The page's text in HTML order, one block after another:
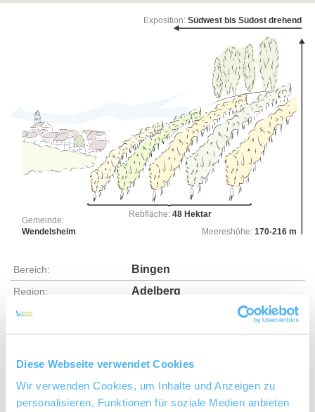
Diese Webseite verwendet Cookies
Wir verwenden Cookies, um Inhalte und Anzeigen zu
personalisieren, Funktionen für soziale Medien anbieten
Rebfläche:48 Hektar
Gemeinde:
Wendelsheim
Meereshöhe: 170-216 m
Exposition: Südwest bis Südost drehend
Bereich: Bingen
Region: Adelberg
Einzellage:
Gemarkung: Wendelsheim
Bodenarten